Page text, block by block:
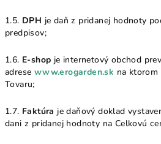
1.5. DPH je daň z pridanej hodnoty
predpisov;
1.6. E-shop je internetový obchod
adrese www.erogarden.sk na ktorom
Tovaru;
1.7. Faktúra je daňový doklad
dani z pridanej hodnoty na Celkovú